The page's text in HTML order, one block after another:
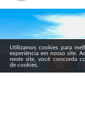
Utilizamos cookies para
experiência em nosso site.
neste site, você concorda
de cookies.